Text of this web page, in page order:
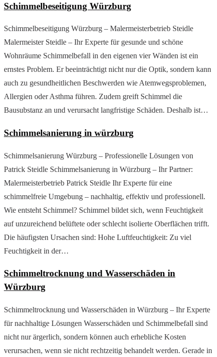
Schimmelbeseitigung Würzburg
Schimmelbeseitigung Würzburg – Malermeisterbetrieb Steidle
Malermeister Steidle – Ihr Experte für gesunde und schöne
Wohnräume Schimmelbefall in den eigenen vier Wänden ist ein
ernstes Problem. Er beeinträchtigt nicht nur die Optik, sondern kann
auch zu gesundheitlichen Beschwerden wie Atemwegsproblemen,
Allergien oder Asthma führen. Zudem greift Schimmel die
Bausubstanz an und verursacht langfristige Schäden. Deshalb ist…
Schimmelsanierung in würzburg
Schimmelsanierung Würzburg – Professionelle Lösungen von
Patrick Steidle Schimmelsanierung in Würzburg – Ihr Partner:
Malermeisterbetrieb Patrick Steidle Ihr Experte für eine
schimmelfreie Umgebung – nachhaltig, effektiv und professionell.
Wie entsteht Schimmel? Schimmel bildet sich, wenn Feuchtigkeit
auf unzureichend belüftete oder schlecht isolierte Oberflächen trifft.
Die häufigsten Ursachen sind: Hohe Luftfeuchtigkeit: Zu viel
Feuchtigkeit in der…
Schimmeltrocknung und Wasserschäden in
Würzburg
Schimmeltrocknung und Wasserschäden in Würzburg – Ihr Experte
für nachhaltige Lösungen Wasserschäden und Schimmelbefall sind
nicht nur ärgerlich, sondern können auch erhebliche Kosten
verursachen, wenn sie nicht rechtzeitig behandelt werden. Gerade in